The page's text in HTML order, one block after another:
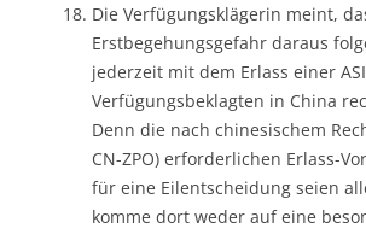
Die Verfügungsklägerin meint,
Erstbegehungsgefahr daraus
jederzeit mit dem Erlass einer
Verfügungsbeklagten in China
Denn die nach chinesischem
CN-ZPO) erforderlichen Erlass-
für eine Eilentscheidung seien
komme dort weder auf eine